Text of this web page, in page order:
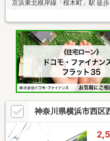
京浜東北根岸線「桜木町」駅 徒
┗┻━━━━━━━━━━━━━━━━━
33区画の 大規模開発分譲地。・
チは高低差無し。・築7年の築浅
□ 教育環境
立一本松小学校 徒歩約3分・
分・横浜愛隣幼稚園 徒歩約5
れんじハウス西戸部保育園 徒歩
神奈川県横浜市西区